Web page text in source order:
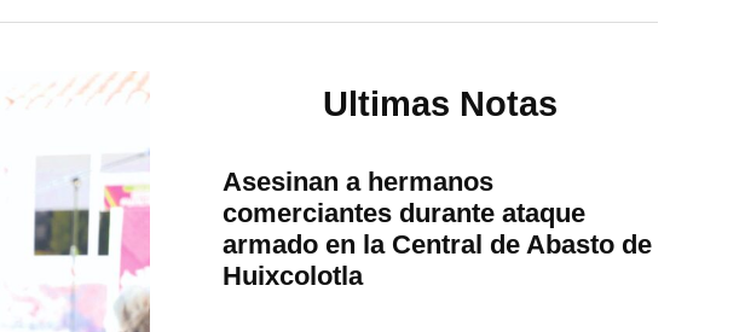
Ultimas Notas
Asesinan a hermanos
comerciantes durante ataque
armado en la Central de Abasto de
Huixcolotla